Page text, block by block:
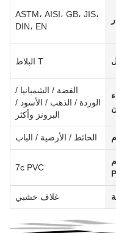
ASTM، AISI، GB، JIS،
DIN، EN
T البلاط
الفضة / الشمبانيا /
الوردة / الذهب / الأسود /
البرونز وأكثر
الحائط / الأرضية / الباب
7c PVC
غلاف خشبي